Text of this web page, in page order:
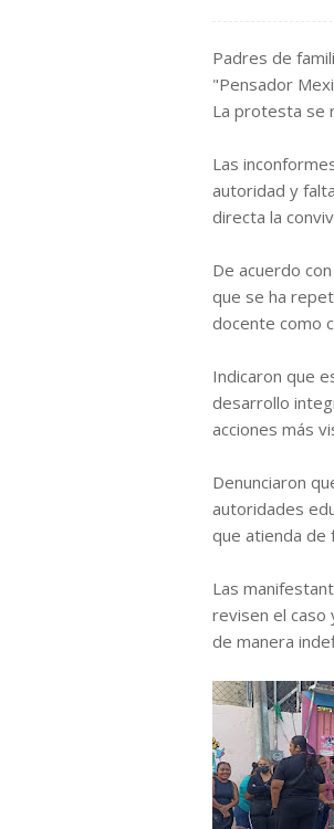
Padres de
"Pensador
La protesta se
Las
autoridad y
directa la
De acuerdo
que se ha
docente como
Indicaron que
desarrollo
acciones más
Denunciaron
autoridades
que atienda de
Las
revisen el caso
de manera